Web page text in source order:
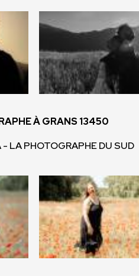
À GRANS 13450
LA PHOTOGRAPHE DU SUD